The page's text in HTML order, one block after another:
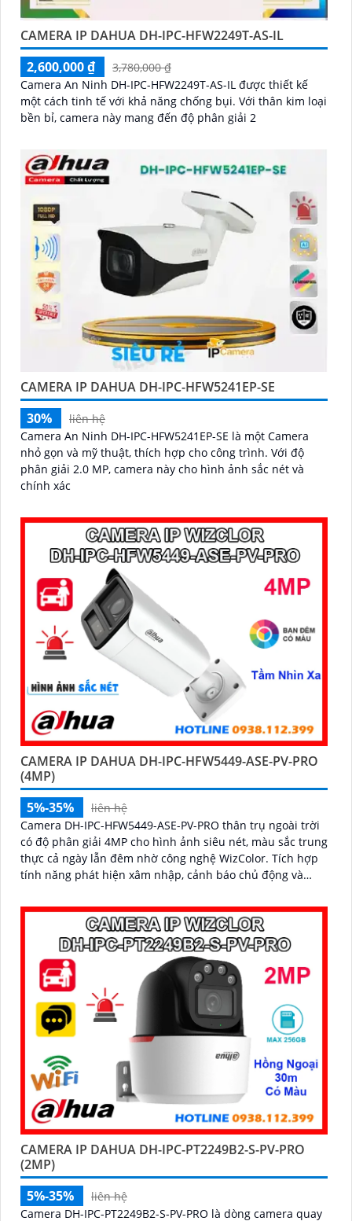
CAMERA IP DAHUA DH-IPC-HFW2249T-AS-IL
2,600,000 ₫
3,780,000 ₫
Camera An Ninh DH-IPC-HFW2249T-AS-IL được thiết kế
một cách tinh tế với khả năng chống bụi. Với thân kim loại
bền bỉ, camera này mang đến độ phân giải 2
CAMERA IP DAHUA DH-IPC-HFW5241EP-SE
30%
liên hệ
Camera An Ninh DH-IPC-HFW5241EP-SE là một Camera
nhỏ gọn và mỹ thuật, thích hợp cho công trình. Với độ
phân giải 2.0 MP, camera này cho hình ảnh sắc nét và
chính xác
CAMERA IP DAHUA DH-IPC-HFW5449-ASE-PV-PRO
(4MP)
5%-35%
liên hệ
Camera DH-IPC-HFW5449-ASE-PV-PRO thân trụ ngoài trời
có độ phân giải 4MP cho hình ảnh siêu nét, màu sắc trung
thực cả ngày lẫn đêm nhờ công nghệ WizColor. Tích hợp
tính năng phát hiện xâm nhập, cảnh báo chủ động và
diện cho mọi khu vực
CAMERA IP DAHUA DH-IPC-PT2249B2-S-PV-PRO
(2MP)
5%-35%
liên hệ
Camera DH-IPC-PT2249B2-S-PV-PRO là dòng camera quay